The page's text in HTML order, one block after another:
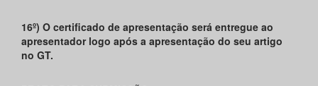
16º) O certificado de apresentação será entregue ao
apresentador logo após a apresentação do seu artigo
no GT.